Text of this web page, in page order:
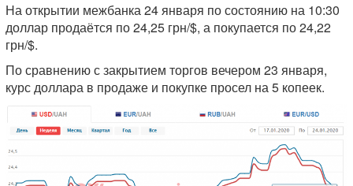
На открытии межбанка 24 января по состоянию на 10:30
доллар продаётся по 24,25 грн/$, а покупается по 24,22
грн/$.
По сравнению с закрытием торгов вечером 23 января,
курс доллара в продаже и покупке просел на 5 копеек.